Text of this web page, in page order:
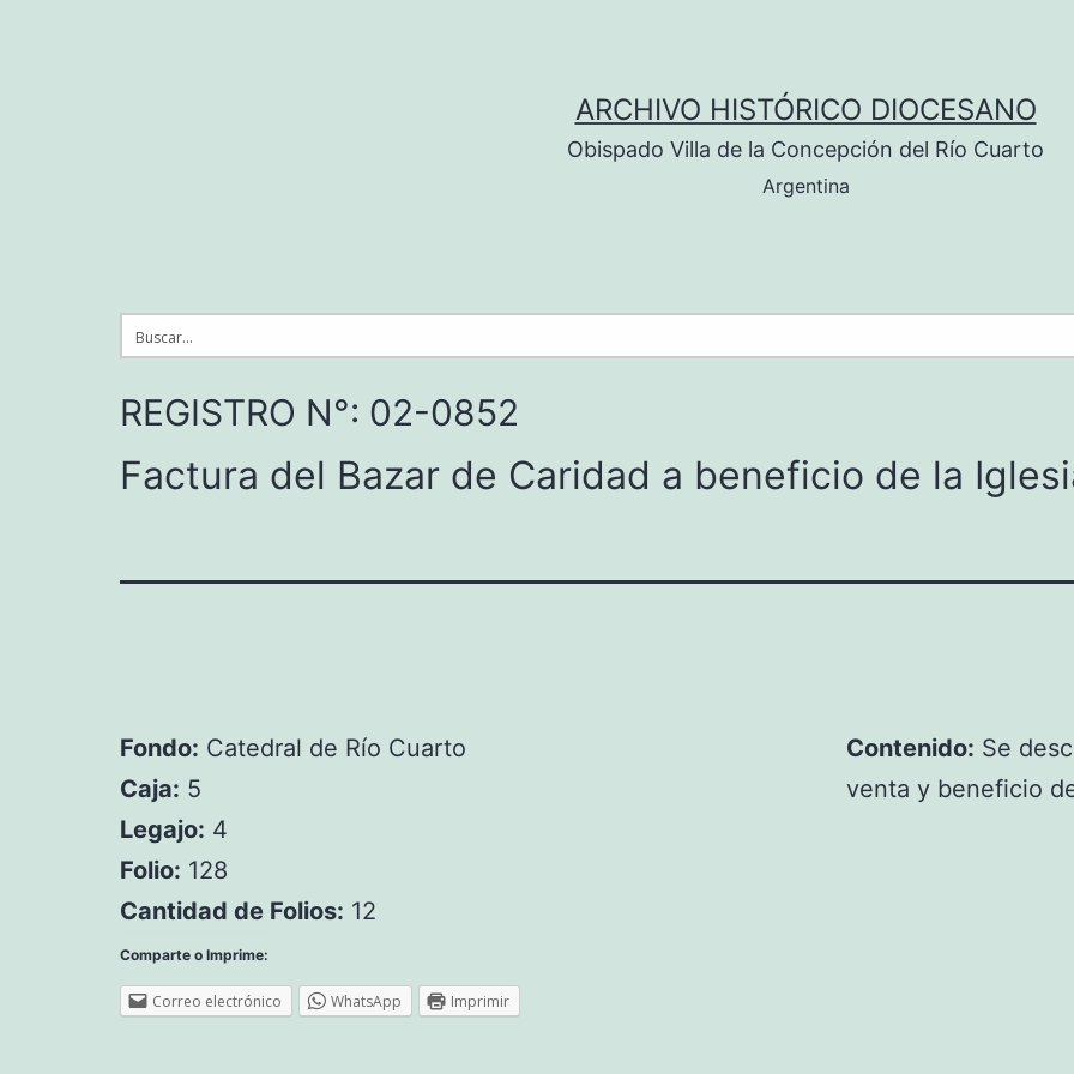
ARCHIVO HISTÓRICO DIOCESANO
Obispado Villa de la Concepción del Río Cuarto
Argentina
REGISTRO N°: 02-0852
Factura del Bazar de Caridad a beneficio de la
Fondo: Catedral de Río Cuarto
Caja: 5
Legajo: 4
Folio: 128
Cantidad de Folios: 12
Contenido: Se
venta y beneficio
Comparte o Imprime:
Correo electrónico WhatsApp Imprimir